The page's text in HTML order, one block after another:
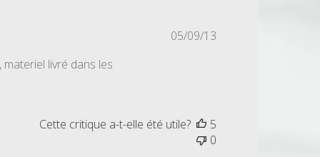
livré dans les
Date
05/09/13
Cette critique a-t-elle été utile?
5
0